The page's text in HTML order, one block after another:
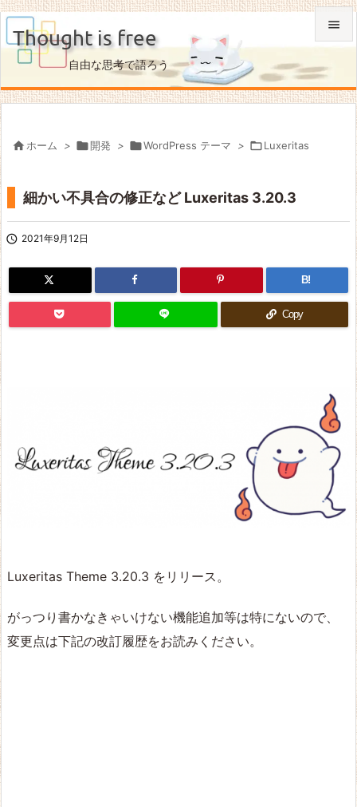
Thought is free
自由な思考で語ろう

メニュ


 ホーム > 開発 > WordPress テーマ > Luxeritas
細かい不具合の修正など Luxeritas 3.20.3
 2021年9月12日
B!
Copy
Luxeritas Theme 3.20.3 をリリース。
がっつり書かなきゃいけない機能追加等は特にないので、
変更点は下記の改訂履歴をお読みください。